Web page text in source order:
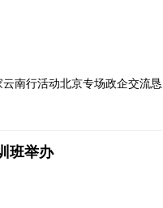
南行活动北京专场政企交流恳
班举办